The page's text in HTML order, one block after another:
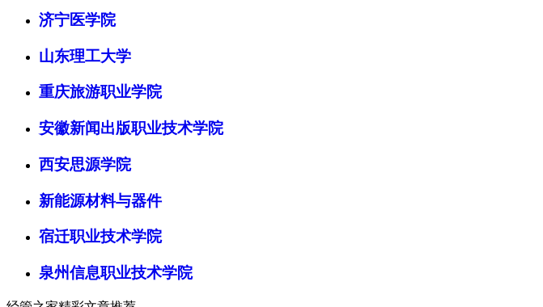
济宁医学院
山东理工大学
重庆旅游职业学院
安徽新闻出版职业技术学院
西安思源学院
新能源材料与器件
宿迁职业技术学院
泉州信息职业技术学院